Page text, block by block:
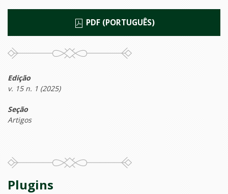
PDF (PORTUGUÊS)
Edição
v. 15 n. 1 (2025)
Seção
Artigos
Plugins